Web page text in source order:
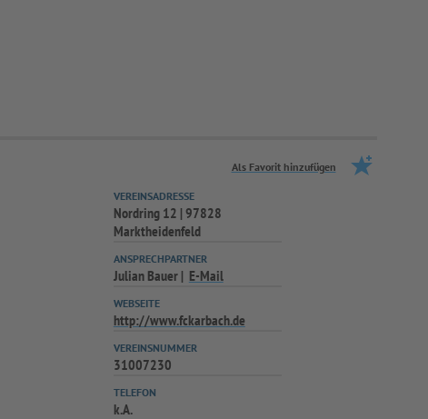
Als Favorit hinzufügen
VEREINSADRESSE
Nordring 12 | 97828
Marktheidenfeld
ANSPRECHPARTNER
Julian Bauer E-Mail
WEBSEITE
http://www.fckarbach.de
VEREINSNUMMER
31007230
TELEFON
k.A.